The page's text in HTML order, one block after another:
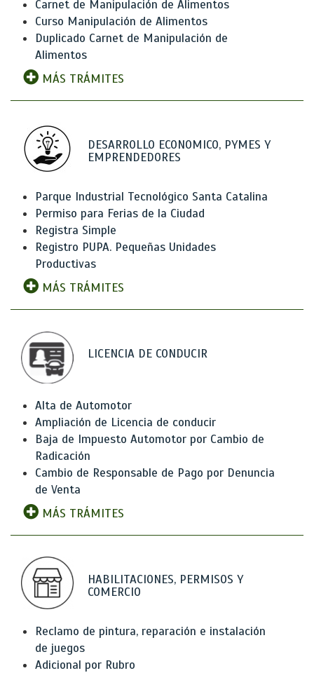
Carnet de Manipulación de Alimentos
Curso Manipulación de Alimentos
Duplicado Carnet de Manipulación de
Alimentos
MÁS TRÁMITES
DESARROLLO ECONOMICO, PYMES Y
EMPRENDEDORES
Parque Industrial Tecnológico Santa Catalina
Permiso para Ferias de la Ciudad
Registra Simple
Registro PUPA. Pequeñas Unidades
Productivas
MÁS TRÁMITES
LICENCIA DE CONDUCIR
Alta de Automotor
Ampliación de Licencia de conducir
Baja de Impuesto Automotor por Cambio de
Radicación
Cambio de Responsable de Pago por Denuncia
de Venta
MÁS TRÁMITES
HABILITACIONES, PERMISOS Y
COMERCIO
Reclamo de pintura, reparación e instalación
de juegos
Adicional por Rubro